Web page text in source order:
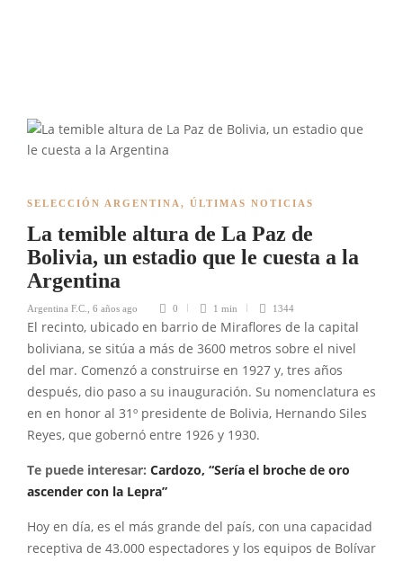
SELECCIÓN ARGENTINA , ÚLTIMAS NOTICIAS
La temible altura de La Paz de
Bolivia, un estadio que le cuesta a la
Argentina
Argentina F.C. 6 años ago 0 1 min 1344
El recinto, ubicado en barrio de Miraflores de la capital
boliviana, se sitúa a más de 3600 metros sobre el nivel
del mar. Comenzó a construirse en 1927 y, tres años
después, dio paso a su inauguración. Su nomenclatura es
en en honor al 31º presidente de Bolivia, Hernando Siles
Reyes, que gobernó entre 1926 y 1930.
Te puede interesar: Cardozo, “Sería el broche de oro
ascender con la Lepra”
Hoy en día, es el más grande del país, con una capacidad
receptiva de 43.000 espectadores y los equipos de Bolívar